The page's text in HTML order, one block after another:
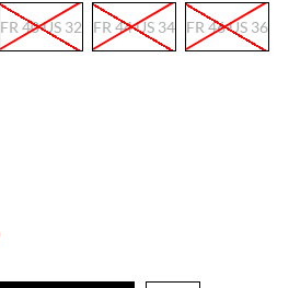
FR 40 US 32 FR 44 US 34 FR 46 US 36